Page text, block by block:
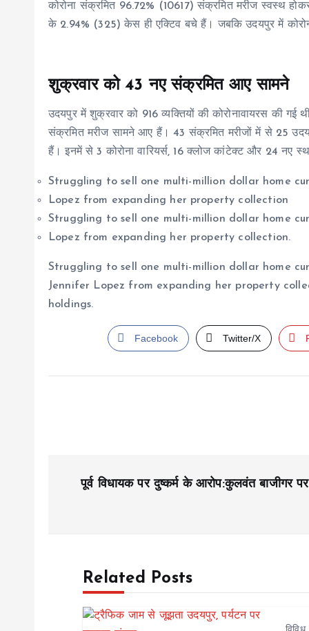
कोरोना संक्रमित 96.72% (10617) संक्रमित मरीज स्वस्थ
के 2.94% (325) केस ही एक्टिव बचे हैं। जबकि उदयपुर में
शुक्रवार को 43 नए संक्रमित आए सामने
उदयपुर में शुक्रवार को 916 व्यक्तियों की कोरोनावायरस की
संक्रमित मरीज सामने आए हैं। 43 संक्रमित मरीजों में से 25
हैं। इनमें से 3 कोरोना वारियर्स, 16 क्लोज कांटेक्ट और 24 नए
Struggling to sell one multi-million dollar home
Lopez from expanding her property collection
Struggling to sell one multi-million dollar home
Lopez from expanding her property collection.
Struggling to sell one multi-million dollar home
Jennifer Lopez from expanding her property
holdings.
Facebook Twitter/X
पूर्व विधायक पर दुष्कर्म के आरोप:कुलवंत बाजीगर
Related Posts